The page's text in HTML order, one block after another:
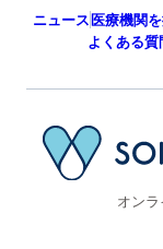
ニュース医療機関
よくある質
オン